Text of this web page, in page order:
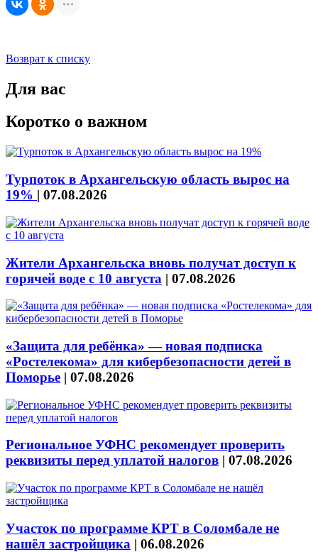
Возврат к списку
Для вас
Коротко о важном
Турпоток в Архангельскую область вырос на
19% | 07.08.2026
Жители Архангельска вновь получат доступ к
горячей воде с 10 августа | 07.08.2026
«Защита для ребёнка» — новая подписка
«Ростелекома» для кибербезопасности детей в
Поморье | 07.08.2026
Региональное УФНС рекомендует проверить
реквизиты перед уплатой налогов | 07.08.2026
Участок по программе КРТ в Соломбале не
нашёл застройщика | 06.08.2026